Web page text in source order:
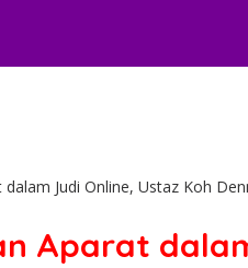
Judi Online, Ustaz Koh
Aparat